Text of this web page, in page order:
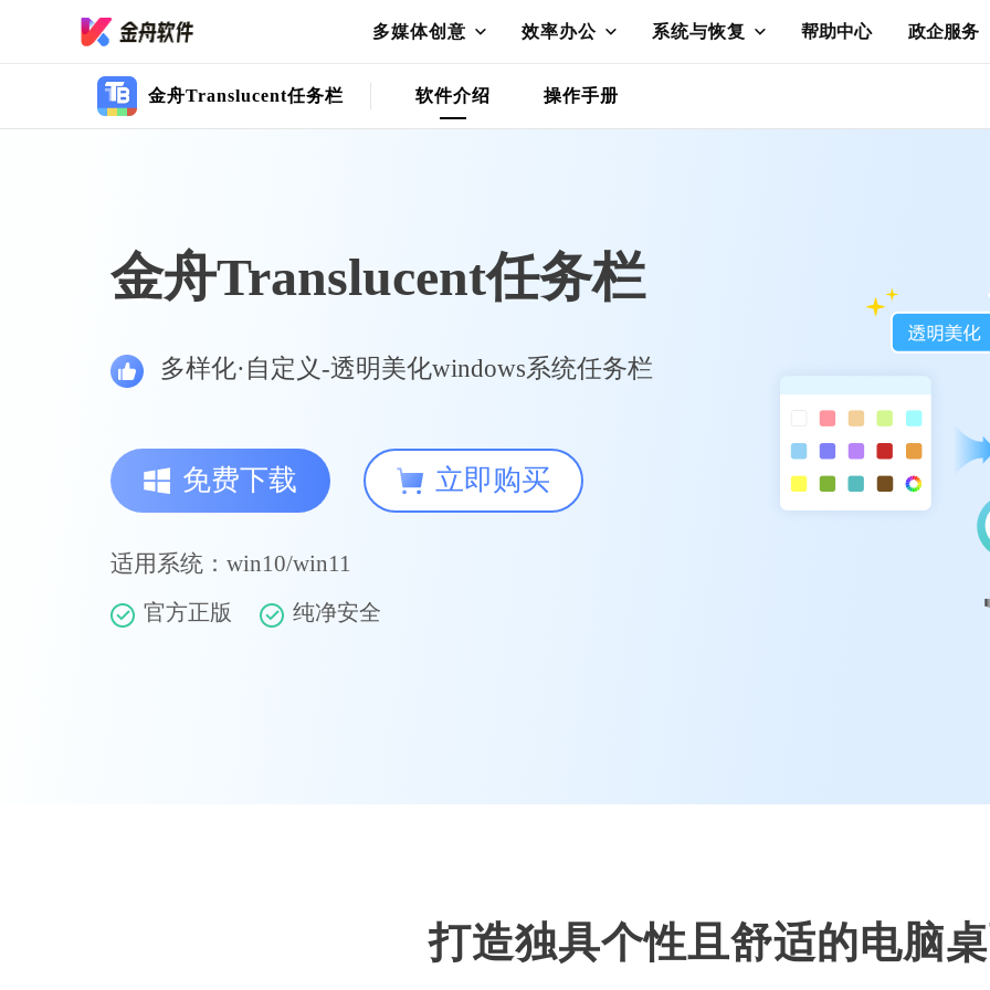
多媒体创意 效率办公 系统与恢复 帮助中心 政企服务
金舟Translucent任务栏 软件介绍 操作手册
金舟Translucent任务栏
多样化·自定义-透明美化windows系统任务栏
免费下载 立即购买
适用系统：win10/win11
官方正版 纯净安全
打造独具个性且舒适的电脑